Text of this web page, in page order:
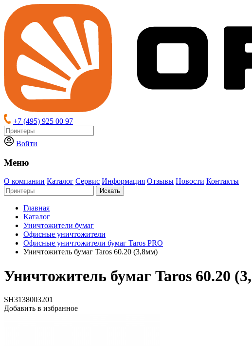
+7 (495) 925 00 97
Войти
Меню
О компании Каталог Сервис Информация Отзывы Новости Контакты
Искать
Главная
Каталог
Уничтожители бумаг
Офисные уничтожители
Офисные уничтожители бумаг Taros PRO
Уничтожитель бумаг Taros 60.20 (3,8мм)
Уничтожитель бумаг Taros 60.20
SH3138003201
Добавить в избранное